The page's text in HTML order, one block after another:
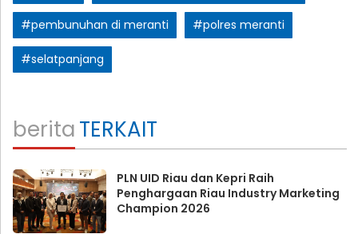
#pembunuhan di meranti #polres meranti
#selatpanjang
beritaTERKAIT
PLN UID Riau dan Kepri Raih
Penghargaan Riau Industry Marketing
Champion 2026